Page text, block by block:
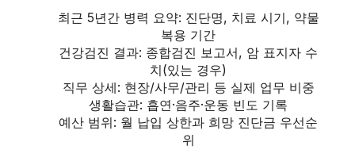
최근 5년간 병력 요약: 진단명, 치료 시기, 약물
복용 기간
건강검진 결과: 종합검진 보고서, 암 표지자 수
치(있는 경우)
직무 상세: 현장/사무/관리 등 실제 업무 비중
생활습관: 흡연·음주·운동 빈도 기록
예산 범위: 월 납입 상한과 희망 진단금 우선순
위